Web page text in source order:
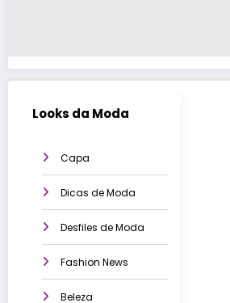
Looks da Moda
Capa
Dicas de Moda
Desfiles de Moda
Fashion News
Beleza